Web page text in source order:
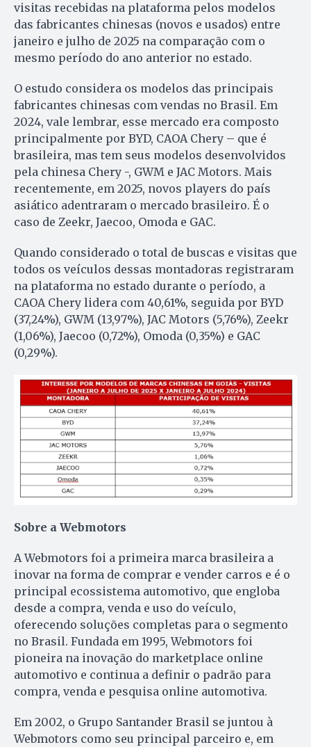
visitas recebidas na plataforma pelos modelos
das fabricantes chinesas (novos e usados) entre
janeiro e julho de 2025 na comparação com o
mesmo período do ano anterior no estado.
O estudo considera os modelos das principais
fabricantes chinesas com vendas no Brasil. Em
2024, vale lembrar, esse mercado era composto
principalmente por BYD, CAOA Chery – que é
brasileira, mas tem seus modelos desenvolvidos
pela chinesa Chery -, GWM e JAC Motors. Mais
recentemente, em 2025, novos players do país
asiático adentraram o mercado brasileiro. É o
caso de Zeekr, Jaecoo, Omoda e GAC.
Quando considerado o total de buscas e visitas que
todos os veículos dessas montadoras registraram
na plataforma no estado durante o período, a
CAOA Chery lidera com 40,61%, seguida por BYD
(37,24%), GWM (13,97%), JAC Motors (5,76%), Zeekr
(1,06%), Jaecoo (0,72%), Omoda (0,35%) e GAC
(0,29%).
Sobre a Webmotors
A Webmotors foi a primeira marca brasileira a
inovar na forma de comprar e vender carros e é o
principal ecossistema automotivo, que engloba
desde a compra, venda e uso do veículo,
oferecendo soluções completas para o segmento
no Brasil. Fundada em 1995, Webmotors foi
pioneira na inovação do marketplace online
automotivo e continua a definir o padrão para
compra, venda e pesquisa online automotiva.
Em 2002, o Grupo Santander Brasil se juntou à
Webmotors como seu principal parceiro e, em